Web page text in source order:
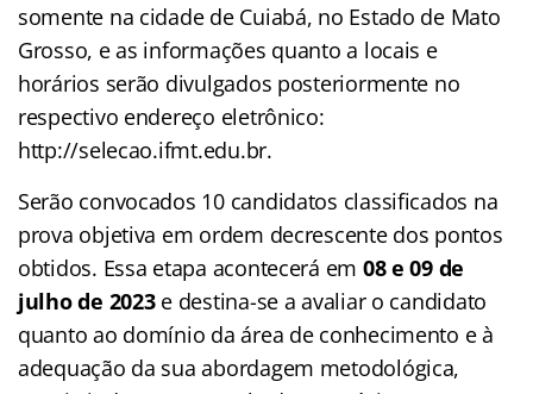
somente na cidade de Cuiabá, no Estado de Mato
Grosso, e as informações quanto a locais e
horários serão divulgados posteriormente no
respectivo endereço eletrônico:
http://selecao.ifmt.edu.br.
Serão convocados 10 candidatos classificados na
prova objetiva em ordem decrescente dos pontos
obtidos. Essa etapa acontecerá em 08 e 09 de
julho de 2023e destina-se a avaliar o candidato
quanto ao domínio da área de conhecimento e à
adequação da sua abordagem metodológica,